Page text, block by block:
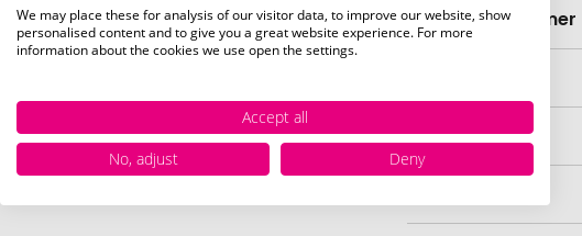
Zolltarifnummer
Farbe
We may place these for analysis of our visitor data, to improve our website, show
personalised content and to give you a great website experience. For more
information about the cookies we use open the settings.
Accept all
No, adjust
Deny